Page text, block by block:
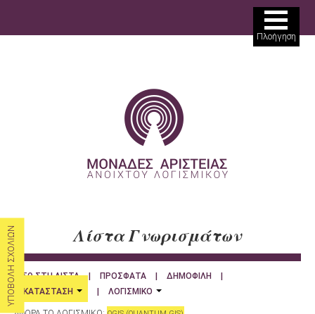
ΘΕΜΑΤΙΚΕΣ ΠΕΡΙΟΧΕΣ
Λίστα Γνωρισμάτων
ΠΙΣΩ ΣΤΗ ΛΙΣΤΑ | ΠΡΟΣΦΑΤΑ | ΔΗΜΟΦΙΛΗ
|
ΚΑΤΑΣΤΑΣΗ
| ΛΟΓΙΣΜΙΚΟ
ΥΠΟΒΟΛΗ ΣΧΟΛΙΩΝ
Πλοήγηση